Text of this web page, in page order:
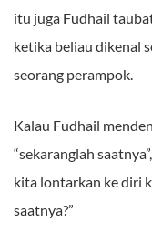
itu juga Fudhail
ketika beliau dikenal
seorang perampok.
Kalau Fudhail
“sekaranglah
kita lontarkan ke diri
saatnya?”